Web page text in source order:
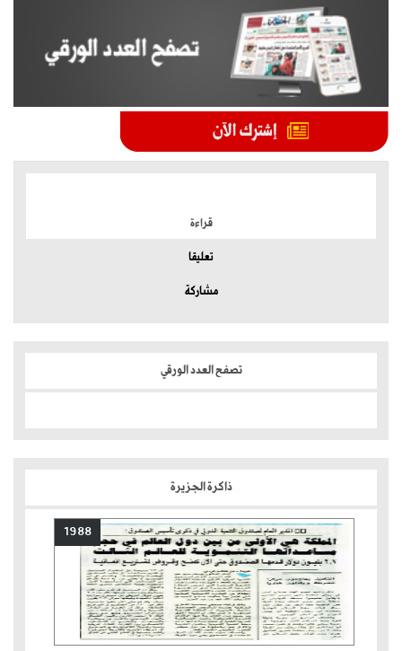
قراءة
تعليقا
مشاركة
تصفح العدد الورقي
ذاكرة الجزيرة
1988